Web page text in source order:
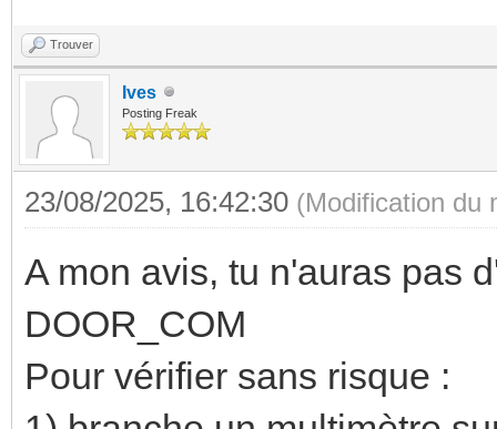
Trouver
Ives
Posting Freak
23/08/2025, 16:42:30 (Modification du
A mon avis, tu n'auras pas
DOOR_COM
Pour vérifier sans risque :